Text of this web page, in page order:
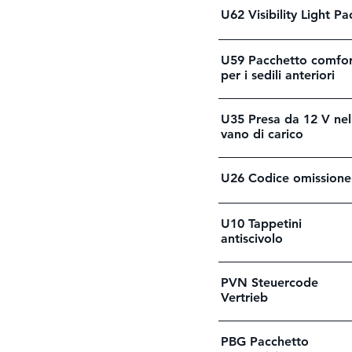
U62 Visibility Light
U59 Pacchetto
per i sedili anteriori
U35 Presa da 12 V nel
vano di carico
U26 Codice omissione
U10 Tappetini
antiscivolo
PVN Steuercode
Vertrieb
PBG Pacchetto